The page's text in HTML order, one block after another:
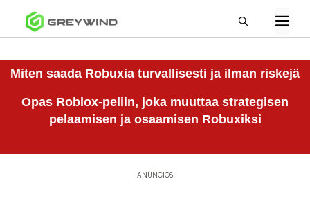
Miten saada Robuxia turvallisesti ja ilman riskejä
Opas Roblox-peliin, joka muuttaa strategisen
pelaamisen ja osaamisen Robuxiksi
ANÚNCIOS